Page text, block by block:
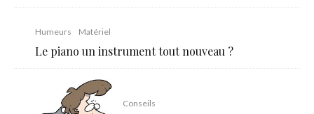
Humeurs Matériel
Le piano un instrument tout nouveau ?
Conseils